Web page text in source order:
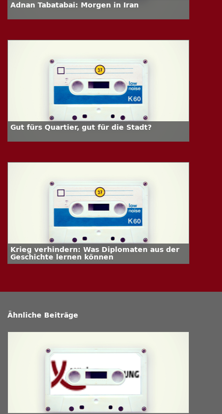
Adnan Tabatabai: Morgen in Iran
Gut fürs Quartier, gut für die Stadt?
Krieg verhindern: Was Diplomaten aus der
Geschichte lernen können
Ähnliche Beiträge